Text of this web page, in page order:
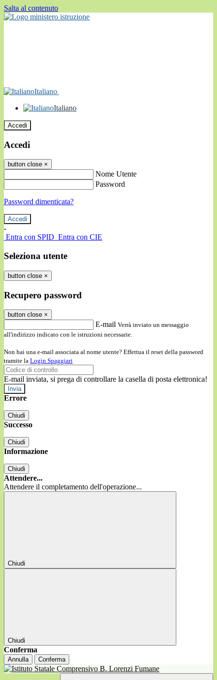
Salta al contenuto
Italiano
Italiano
Accedi
Accedi
button close ×
Nome Utente
Password
Password dimenticata?
-
Entra con SPID Entra con CIE
Seleziona utente
button close ×
Recupero password
button close ×
E-mail Verrà inviato un messaggio
all'indirizzo indicato con le istruzioni necessarie.
Non hai una e-mail associata al nome utente? Effettua il reset della password
tramite la Login Spaggiari
E-mail inviata, si prega di controllare la casella di posta elettronica!
Errore
Chiudi
Successo
Chiudi
Informazione
Chiudi
Attendere...
Attendere il completamento dell'operazione...
Chiudi
Chiudi
Conferma
Annulla Conferma